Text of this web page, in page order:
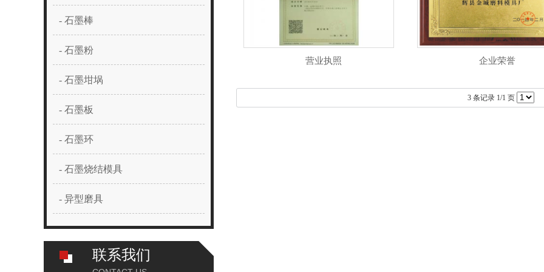
- 石墨棒
- 石墨粉
- 石墨坩埚
- 石墨板
- 石墨环
- 石墨烧结模具
- 异型磨具
联系我们
营业执照 企业荣誉
3 条记录 1/1 页